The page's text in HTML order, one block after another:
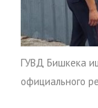
ГУВД Бишкека
официального